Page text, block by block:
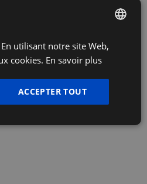
en Belgique. Les formalités
DUTCH
FRENCH
utilisant notre site Web,
cookies. En savoir plus
ACCEPTER TOUT